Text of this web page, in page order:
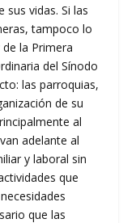
sus vidas. Si las
tampoco lo
de la Primera
del Sínodo
las parroquias,
de su
al
adelante al
y laboral sin
que
que las